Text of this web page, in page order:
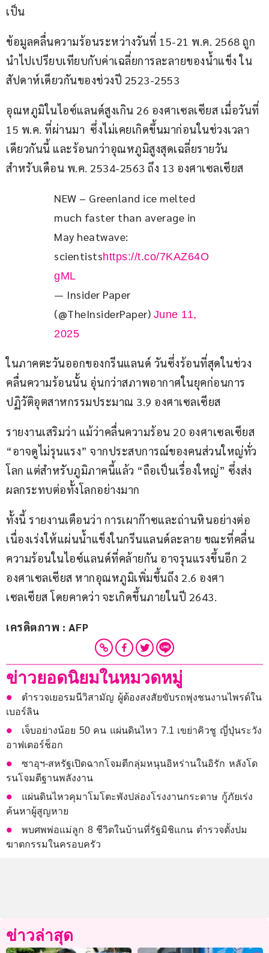
เป็น
ข้อมูลคลื่นความร้อนระหว่างวันที่ 15-21 พ.ค. 2568 ถูก
นำไปเปรียบเทียบกับค่าเฉลี่ยการละลายของน้ำแข็ง ใน
สัปดาห์เดียวกันของช่วงปี 2523-2553
อุณหภูมิในไอซ์แลนด์สูงเกิน 26 องศาเซลเซียส เมื่อวันที่
15 พ.ค. ที่ผ่านมา  ซึ่งไม่เคยเกิดขึ้นมาก่อนในช่วงเวลา
เดียวกันนี้ และร้อนกว่าอุณหภูมิสูงสุดเฉลี่ยรายวัน
สำหรับเดือน พ.ค. 2534-2563 ถึง 13 องศาเซลเซียส
NEW – Greenland ice melted
much faster than average in
May heatwave:
scientistshttps://t.co/7KAZ64O
gML
— Insider Paper
(@TheInsiderPaper) June 11,
2025
ในภาคตะวันออกของกรีนแลนด์ วันซึ่งร้อนที่สุดในช่วง
คลื่นความร้อนนั้น อุ่นกว่าสภาพอากาศในยุคก่อนการ
ปฏิวัติอุตสาหกรรมประมาณ 3.9 องศาเซลเซียส
รายงานเสริมว่า แม้ว่าคลื่นความร้อน 20 องศาเซลเซียส
“อาจดูไม่รุนแรง” จากประสบการณ์ของคนส่วนใหญ่ทั่ว
โลก แต่สำหรับภูมิภาคนี้แล้ว “ถือเป็นเรื่องใหญ่” ซึ่งส่ง
ผลกระทบต่อทั้งโลกอย่างมาก
ทั้งนี้ รายงานเตือนว่า การเผาก๊าซและถ่านหินอย่างต่อ
เนื่องเร่งให้แผ่นน้ำแข็งในกรีนแลนด์ละลาย ขณะที่คลื่น
ความร้อนในไอซ์แลนด์ที่คล้ายกัน อาจรุนแรงขึ้นอีก 2
องศาเซลเซียส หากอุณหภูมิเพิ่มขึ้นถึง 2.6 องศา
เซลเซียส โดยคาดว่า จะเกิดขึ้นภายในปี 2643.
เครดิตภาพ : AFP
ข่าวยอดนิยมในหมวดหมู่
ตำรวจเยอรมนีวิสามัญ ผู้ต้องสงสัยขับรถพุ่งชนงานไพรด์ใน
เบอร์ลิน
เจ็บอย่างน้อย 50 คน แผ่นดินไหว 7.1 เขย่าคิวชู ญี่ปุ่นระวัง
อาฟเตอร์ช็อก
ซาอุฯ-สหรัฐเปิดฉากโจมตีกลุ่มหนุนอิหร่านในอิรัก หลังโด
รนโจมตีฐานพลังงาน
แผ่นดินไหวคุมาโมโตะพังปล่องโรงงานกระดาษ กู้ภัยเร่ง
ค้นหาผู้สูญหาย
พบศพพ่อแม่ลูก 8 ชีวิตในบ้านที่รัฐมิชิแกน ตำรวจตั้งปม
ฆาตกรรมในครอบครัว
ข่าวล่าสุด